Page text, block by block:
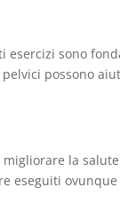
esercizi sono
possono
la
eseguiti